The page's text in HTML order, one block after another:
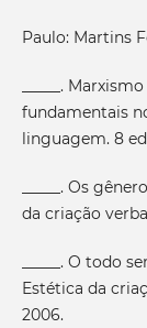
Paulo: Martins
_____.
fundamentais
linguagem. 8
_____. Os
da criação
_____. O todo
Estética da
2006.